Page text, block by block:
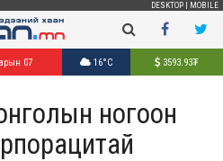
DESKTOP MOBILE
07 16°C 3593.93₮
ногоон